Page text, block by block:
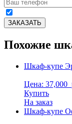
Похожие
Шкаф-купе
Цена: 37,000
Купить
На заказ
Шкаф-купе